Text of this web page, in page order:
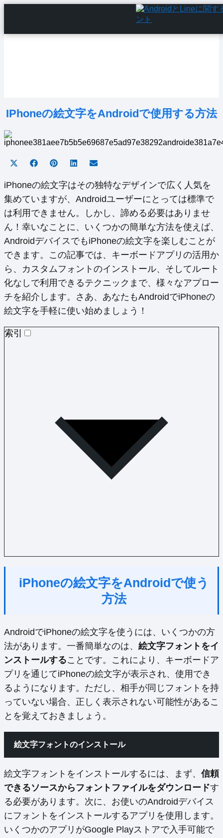
IPhoneの絵文字をAndroidで使用する方法
Share
X
(Twitter)
Share
Facebook
Share
Pinterest
Share
LinkedInEmail
iPhoneの絵文字はその独特なデザインで広く人気を
集めていますが、Androidユーザーにとっては標準で
は利用できません。しかし、諦める必要はありませ
ん！幸いなことに、いくつかの簡単な方法を使えば、
AndroidデバイスでもiPhoneの絵文字を楽しむことが
できます。この記事では、キーボードアプリの活用か
ら、カスタムフォントのインストール、そしてルート
化なしで利用できるテクニックまで、様々なアプロー
チを紹介します。さあ、あなたもAndroidでiPhoneの
絵文字を手軽に使い始めましょう！
索引
iPhoneの絵文字をAndroidで使う
方法
AndroidでiPhoneの絵文字を使うには、いくつかの方
法があります。一番簡単なのは、 絵文字フォントをイ
ンストールすることです。これにより、キーボードア
プリを通じてiPhoneの絵文字が表示され、使用でき
るようになります。ただし、相手が同じフォントを持
っていない場合、正しく表示されない可能性があるこ
とを覚えておきましょう。
絵文字フォントのインストール
絵文字フォントをインストールするには、まず、 信頼
できるソースからフォントファイルをダウンロードす
る必要があります。次に、お使いのAndroidデバイス
にフォントをインストールするアプリを使用します。
いくつかのアプリがGoogle Playストアで入手可能で